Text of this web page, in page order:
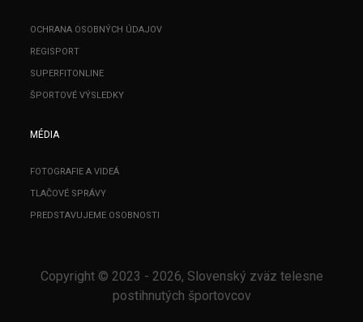
OCHRANA OSOBNÝCH ÚDAJOV
REGISPORT
SUPERFITONLINE
ŠPORTOVÉ VÝSLEDKY
MÉDIA
FOTOGRAFIE A VIDEÁ
TLAČOVÉ SPRÁVY
PREDSTAVUJEME OSOBNOSTI
Copyright © 2023 - 2026, Slovenský zväz telesne
postihnutých športovcov